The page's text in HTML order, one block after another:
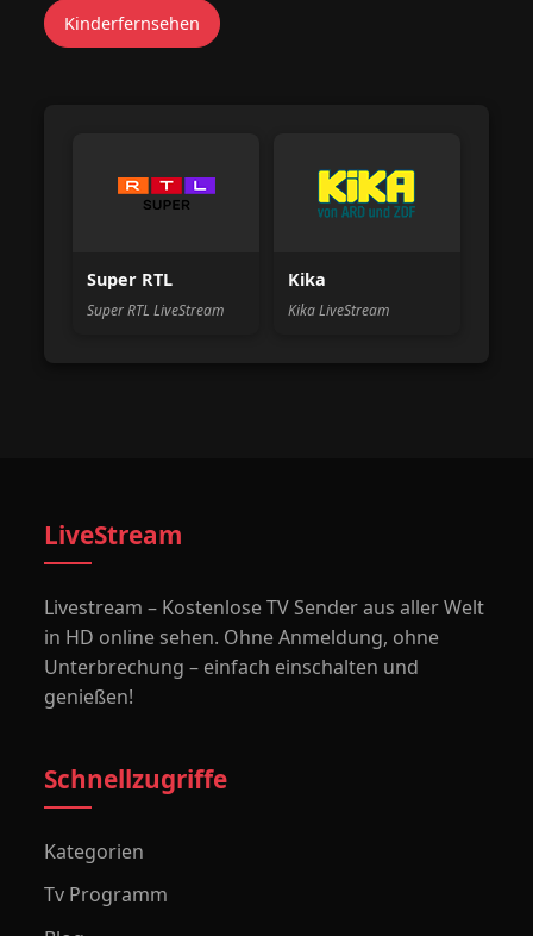
Kinderfernsehen
Super RTL
Super RTL LiveStream
Kika
Kika LiveStream
LiveStream
Livestream – Kostenlose TV Sender aus aller Welt
in HD online sehen. Ohne Anmeldung, ohne
Unterbrechung – einfach einschalten und
genießen!
Schnellzugriffe
Kategorien
Tv Programm